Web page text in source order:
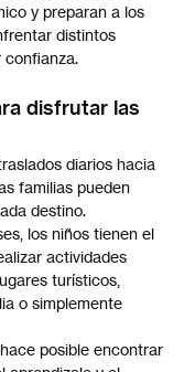
y preparan a los
distintos
confianza.
disfrutar las
diarios hacia
familias pueden
destino.
los niños tienen el
actividades
turísticos,
o simplemente
posible encontrar